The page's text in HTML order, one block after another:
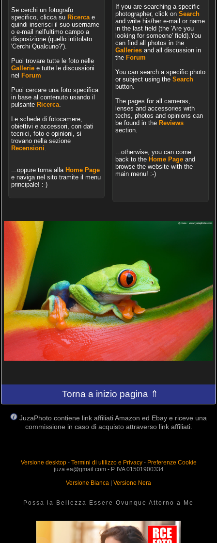
Se cerchi un fotografo
specifico, clicca su Ricercae
quindi inserisci il suo username
o e-mail nell'ultimo campo a
disposizione (quello intitolato
'Cerchi Qualcuno?').
Puoi trovare tutte le foto nelle
Galleriee tutte le discussioni
nel Forum
Puoi cercare una foto specifica
in base al contenuto usando il
pulsante Ricerca.
Le schede di fotocamere,
obiettivi e accessori, con dati
tecnici, foto e opinioni, si
trovano nella sezione
Recensioni.
...oppure torna alla Home Page
e naviga nel sito tramite il menu
principale! :-)
If you are searching a specific
photographer, click on Search
and write his/her e-mail or name
in the last field (the 'Are you
looking for someone' field).You
can find all photos in the
Galleriesand all discussion in
the Forum
You can search a specific photo
or subject using the Search
button.
The pages for all cameras,
lenses and accessories with
techs, photos and opinions can
be found in the Reviews
section.
...otherwise, you can come
back to the Home Pageand
browse the website with the
main menu! :-)
Torna a inizio pagina ⇑
JuzaPhoto contiene link affiliati Amazon ed Ebay e riceve una
commissione in caso di acquisto attraverso link affiliati.
Versione desktop- Termini di utilizzo e Privacy- Preferenze Cookie
juza.ea@gmail.com - P. IVA 01501900334
Versione Bianca
Versione Nera
Possa la Bellezza Essere Ovunque Attorno a Me